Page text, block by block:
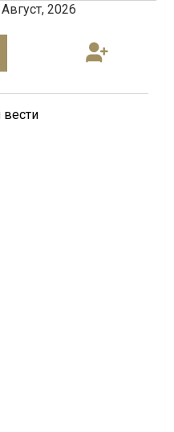
2026
вести